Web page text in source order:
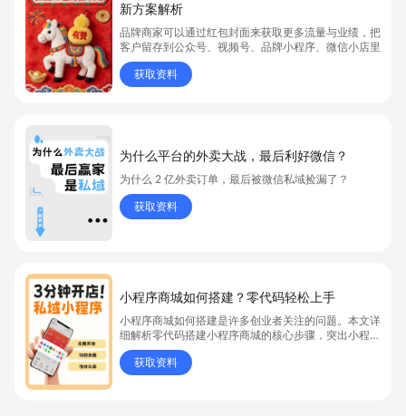
新方案解析
品牌商家可以通过红包封面来获取更多流量与业绩，把
客户留存到公众号、视频号、品牌小程序、微信小店里
获取资料
为什么平台的外卖大战，最后利好微信？
为什么 2 亿外卖订单，最后被微信私域捡漏了？
获取资料
小程序商城如何搭建？零代码轻松上手
小程序商城如何搭建是许多创业者关注的问题。本文详
细解析零代码搭建小程序商城的核心步骤，突出小程序
商城、商城搭建与零代码开店优势，帮助你轻松实现商
品上架、全渠道销售及高效会员运营，快速开启线上卖
货新模式。点击获取详细操作指南！
获取资料